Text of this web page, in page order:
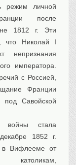
режим личной
после
1812 г. Эти
что Николай I
непризнания
императора.
с Россией,
Франции
под Савойской
войны стала
1852 г.
в Вифлееме от
католикам,